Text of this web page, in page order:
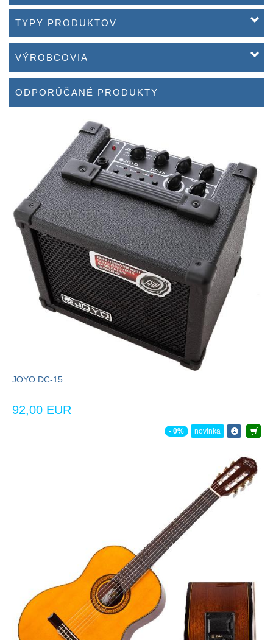
TYPY PRODUKTOV
VÝROBCOVIA
ODPORÚČANÉ PRODUKTY
JOYO DC-15
92,00 EUR
- 0% novinka